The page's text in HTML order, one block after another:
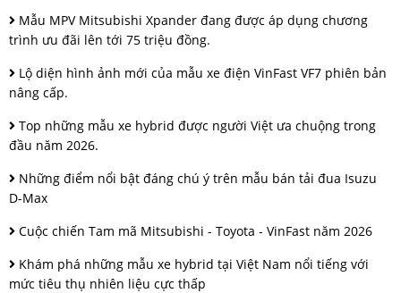
Mẫu MPV Mitsubishi Xpander đang được áp dụng chương
trình ưu đãi lên tới 75 triệu đồng.
Lộ diện hình ảnh mới của mẫu xe điện VinFast VF7 phiên bản
nâng cấp.
Top những mẫu xe hybrid được người Việt ưa chuộng trong
đầu năm 2026.
Những điểm nổi bật đáng chú ý trên mẫu bán tải đua Isuzu
D-Max
Cuộc chiến Tam mã Mitsubishi - Toyota - VinFast năm 2026
Khám phá những mẫu xe hybrid tại Việt Nam nổi tiếng với
mức tiêu thụ nhiên liệu cực thấp